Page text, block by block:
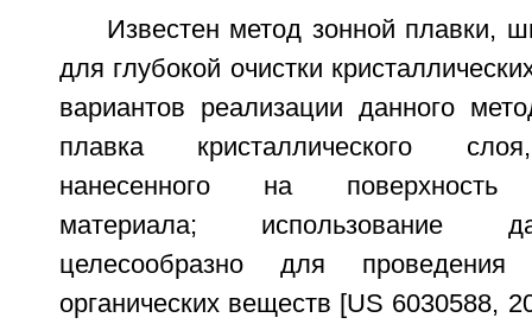
Известен метод зонной плавки,
для глубокой очистки
вариантов реализации данного
плавка кристаллического
нанесенного на поверхность
материала; использование
целесообразно для проведения
органических веществ [US 6030588,